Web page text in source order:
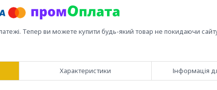
Тепер ви можете купити будь-який товар не покидаючи
Характеристики Інформація